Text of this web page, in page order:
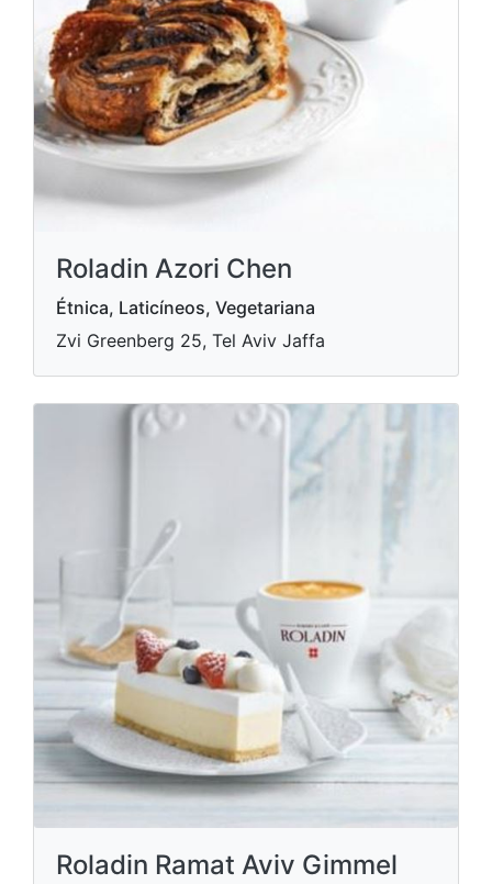
Roladin Azori Chen
Étnica, Laticíneos, Vegetariana
Zvi Greenberg 25, Tel Aviv Jaffa
Roladin Ramat Aviv Gimmel